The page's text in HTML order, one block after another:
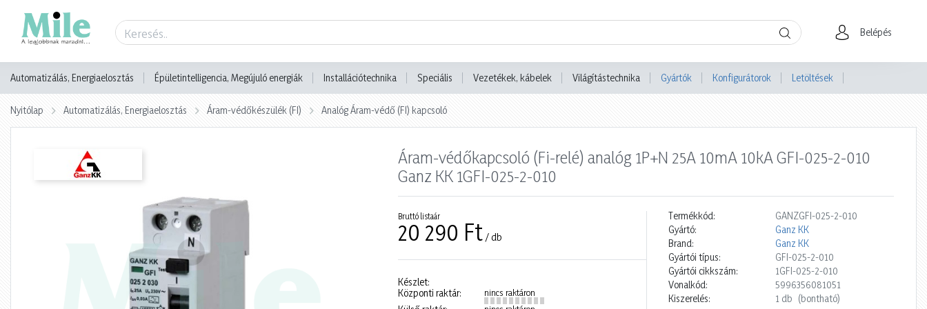
Belépés
Automatizálás, Energiaelosztás Épületintelligencia, Megújuló energiák Installációtechnika Speciális Vezetékek, kábelek Világítástechnika Gyártók Konfigurátorok Letöltések
Nyitólap Automatizálás, Energiaelosztás Áram-védőkészülék (FI) Analóg Áram-védő (FI) kapcsoló
Áram-védőkapcsoló (Fi-relé) analóg 1P+N 25A 10mA 10kA GFI-025-2-010
Ganz KK 1GFI-025-2-010
Bruttó listaár
20 290 Ft / db
Készlet:
Központi raktár:
nincs raktáron
Termékkód:
GANZGFI-025-2-010
Gyártó:
Ganz KK
Brand:
Ganz KK
Gyártói típus:
GFI-025-2-010
Gyártói cikkszám:
1GFI-025-2-010
Vonalkód:
5996356081051
Kiszerelés:
1 db (bontható)
Termék adatlap